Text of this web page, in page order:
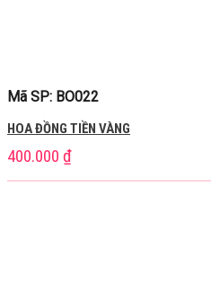
Mã SP: BO022
HOA ĐỒNG TIỀN VÀNG
400.000 ₫